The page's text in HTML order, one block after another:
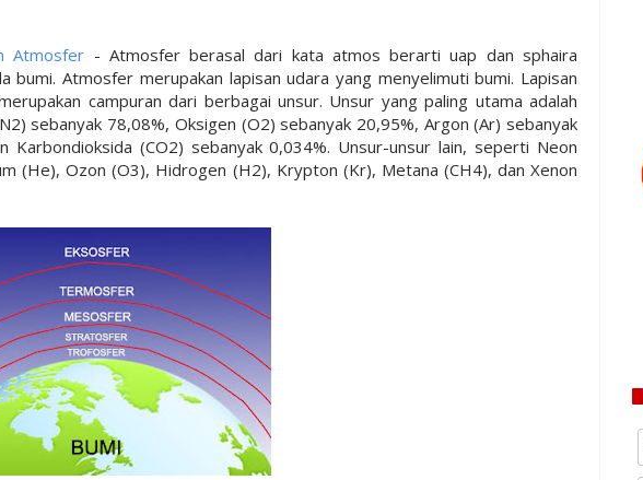
Atmosfer - Atmosfer berasal dari kata atmos berarti uap dan sphaira
bumi. Atmosfer merupakan lapisan udara yang menyelimuti bumi. Lapisan
campuran dari berbagai unsur. Unsur yang paling utama adalah
sebanyak 78,08%, Oksigen (O2) sebanyak 20,95%, Argon (Ar) sebanyak
Karbondioksida (CO2) sebanyak 0,034%. Unsur-unsur lain, seperti Neon
(He), Ozon (O3), Hidrogen (H2), Krypton (Kr), Metana (CH4), dan Xenon